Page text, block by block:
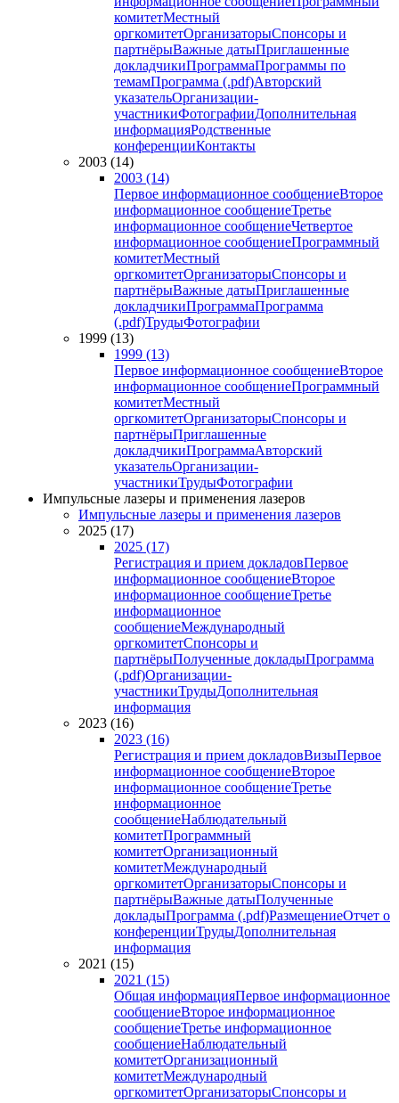
комитетМестный
оргкомитетОрганизаторыСпонсоры и
партнёрыВажные датыПриглашенные
докладчикиПрограммаПрограммы по
темамПрограмма (.pdf)Авторский
указательОрганизации-
участникиФотографииДополнительная
информацияРодственные
конференцииКонтакты
2003 (14)
2003 (14)
Первое информационное сообщениеВторое
информационное сообщениеТретье
информационное сообщениеЧетвертое
информационное сообщениеПрограммный
комитетМестный
оргкомитетОрганизаторыСпонсоры и
партнёрыВажные датыПриглашенные
докладчикиПрограммаПрограмма
(.pdf)ТрудыФотографии
1999 (13)
1999 (13)
Первое информационное сообщениеВторое
информационное сообщениеПрограммный
комитетМестный
оргкомитетОрганизаторыСпонсоры и
партнёрыПриглашенные
докладчикиПрограммаАвторский
указательОрганизации-
участникиТрудыФотографии
Импульсные лазеры и применения лазеров
Импульсные лазеры и применения лазеров
2025 (17)
2025 (17)
Регистрация и прием докладовПервое
информационное сообщениеВторое
информационное сообщениеТретье
информационное
сообщениеМеждународный
оргкомитетСпонсоры и
партнёрыПолученные докладыПрограмма
(.pdf)Организации-
участникиТрудыДополнительная
информация
2023 (16)
2023 (16)
Регистрация и прием докладовВизыПервое
информационное сообщениеВторое
информационное сообщениеТретье
информационное
сообщениеНаблюдательный
комитетПрограммный
комитетОрганизационный
комитетМеждународный
оргкомитетОрганизаторыСпонсоры и
партнёрыВажные датыПолученные
докладыПрограмма (.pdf)РазмещениеОтчет о
конференцииТрудыДополнительная
информация
2021 (15)
2021 (15)
Общая информацияПервое информационное
сообщениеВторое информационное
сообщениеТретье информационное
сообщениеНаблюдательный
комитетОрганизационный
комитетМеждународный
оргкомитетОрганизаторыСпонсоры и